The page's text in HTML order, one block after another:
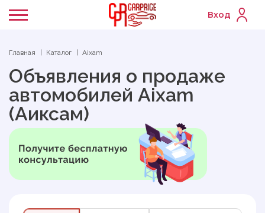
Вход
Главная Каталог Aixam
Объявления о продаже
автомобилей Aixam
(Аиксам)